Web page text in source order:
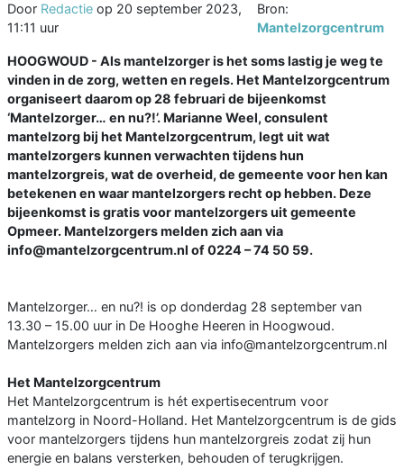
Door Redactie op 20 september 2023,
11:11 uur
Bron:
Mantelzorgcentrum
HOOGWOUD - Als mantelzorger is het soms lastig je weg te
vinden in de zorg, wetten en regels. Het Mantelzorgcentrum
organiseert daarom op 28 februari de bijeenkomst
‘Mantelzorger… en nu?!’. Marianne Weel, consulent
mantelzorg bij het Mantelzorgcentrum, legt uit wat
mantelzorgers kunnen verwachten tijdens hun
mantelzorgreis, wat de overheid, de gemeente voor hen kan
betekenen en waar mantelzorgers recht op hebben. Deze
bijeenkomst is gratis voor mantelzorgers uit gemeente
Opmeer. Mantelzorgers melden zich aan via
info@mantelzorgcentrum.nl of 0224 – 74 50 59.
Mantelzorger… en nu?! is op donderdag 28 september van
13.30 – 15.00 uur in De Hooghe Heeren in Hoogwoud.
Mantelzorgers melden zich aan via info@mantelzorgcentrum.nl
Het Mantelzorgcentrum
Het Mantelzorgcentrum is hét expertisecentrum voor
mantelzorg in Noord-Holland. Het Mantelzorgcentrum is de gids
voor mantelzorgers tijdens hun mantelzorgreis zodat zij hun
energie en balans versterken, behouden of terugkrijgen.